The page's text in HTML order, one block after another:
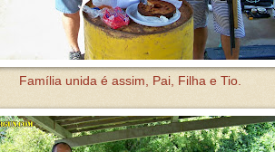
Família unida é assim, Pai, Filha e Tio.